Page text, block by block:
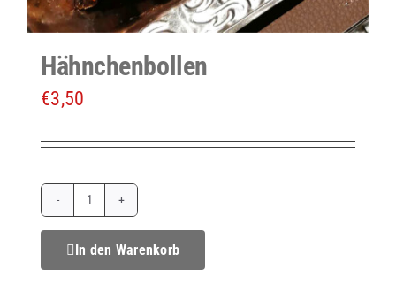
Hähnchenbollen
€3,50
Hähnchenbollen
Menge
In den Warenkorb